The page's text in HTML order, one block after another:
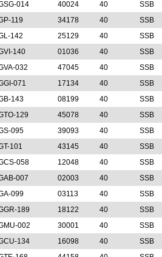
014 40024 40 SSB
119 34178 40 SSB
142 25129 40 SSB
140 01036 40 SSB
032 47045 40 SSB
071 17134 40 SSB
143 08199 40 SSB
129 45078 40 SSB
095 39093 40 SSB
101 43145 40 SSB
058 12048 40 SSB
007 02003 40 SSB
099 03113 40 SSB
189 18122 40 SSB
002 30001 40 SSB
134 16098 40 SSB